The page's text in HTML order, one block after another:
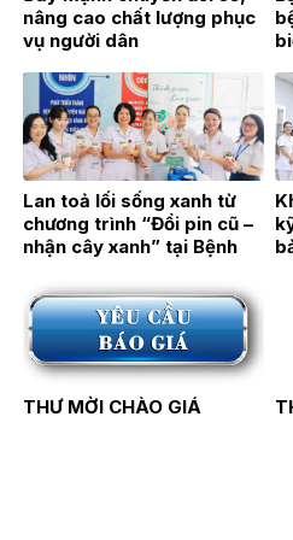
nâng cao chất lượng phục
vụ người dân
Lan toả lối sống xanh từ
chương trình “Đổi pin cũ –
nhận cây xanh” tại Bệnh
THƯ MỜI CHÀO GIÁ